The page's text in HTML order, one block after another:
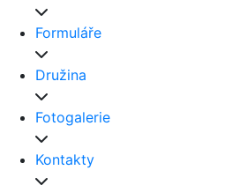
Formuláře
Družina
Fotogalerie
Kontakty